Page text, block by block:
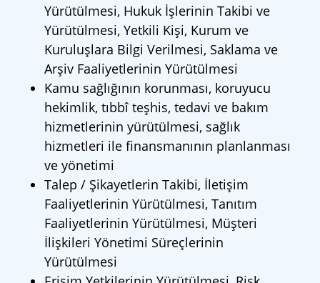
Yürütülmesi, Hukuk İşlerinin Takibi ve
Yürütülmesi, Yetkili Kişi, Kurum ve
Kuruluşlara Bilgi Verilmesi, Saklama ve
Arşiv Faaliyetlerinin Yürütülmesi
Kamu sağlığının korunması, koruyucu
hekimlik, tıbbî teşhis, tedavi ve bakım
hizmetlerinin yürütülmesi, sağlık
hizmetleri ile finansmanının planlanması
ve yönetimi
Talep / Şikayetlerin Takibi, İletişim
Faaliyetlerinin Yürütülmesi, Tanıtım
Faaliyetlerinin Yürütülmesi, Müşteri
İlişkileri Yönetimi Süreçlerinin
Yürütülmesi